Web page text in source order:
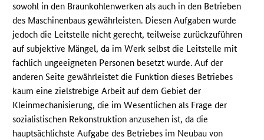
sowohl in den Braunkohlenwerken als auch in den Betrieben
des Maschinenbaus gewährleisten. Diesen Aufgaben wurde
jedoch die Leitstelle nicht gerecht, teilweise zurückzuführen
auf subjektive Mängel, da im Werk selbst die Leitstelle mit
fachlich ungeeigneten Personen besetzt wurde. Auf der
anderen Seite gewährleistet die Funktion dieses Betriebes
kaum eine zielstrebige Arbeit auf dem Gebiet der
Kleinmechanisierung, die im Wesentlichen als Frage der
sozialistischen Rekonstruktion anzusehen ist, da die
hauptsächlichste Aufgabe des Betriebes im Neubau von